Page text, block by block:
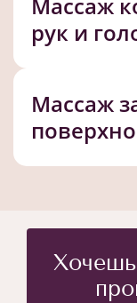
рук и
Массаж